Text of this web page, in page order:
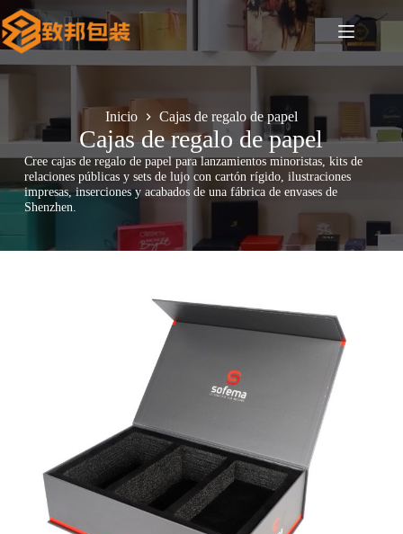
Saltar
al
contenido
Inicio Cajas de regalo de papel
Cajas de regalo de papel
Cree cajas de regalo de papel para lanzamientos minoristas, kits de
relaciones públicas y sets de lujo con cartón rígido, ilustraciones
impresas, inserciones y acabados de una fábrica de envases de
Shenzhen.